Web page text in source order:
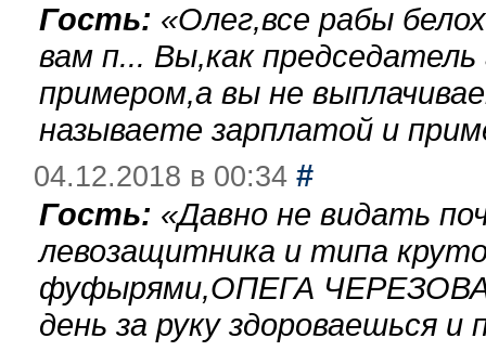
Гость: «Олег,все рабы
вам п... Вы,как
примером,а вы не
называете зарплатой и
04.12.2018 в 00:34 #
Гость: «Давно не видать
левозащитника и типа
фуфырями,ОПЕГА
день за руку здороваешься